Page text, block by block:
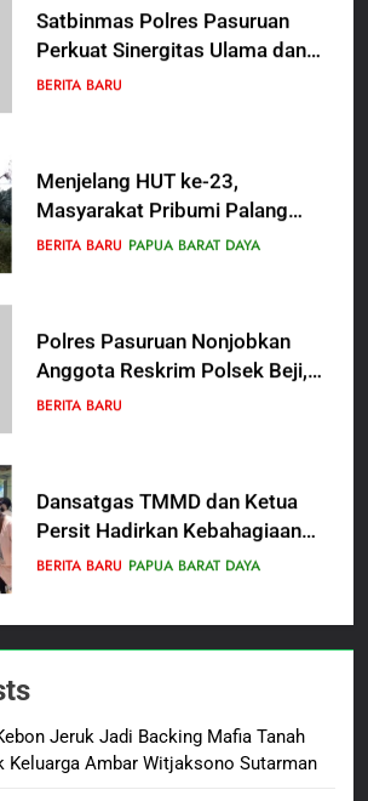
Satbinmas Polres Pasuruan
Perkuat Sinergitas Ulama dan
Umara Melalui Program Rabu
BERITA BARU
Menjelang HUT ke-23,
Masyarakat Pribumi Palang
Tugu Sejarah Trikora
BERITA BARU PAPUA BARAT DAYA
Polres Pasuruan Nonjobkan
Anggota Reskrim Polsek Beji,
Wujud Komitmen Transparansi
BERITA BARU
Dansatgas TMMD dan Ketua
Persit Hadirkan Kebahagiaan
bagi Mama-Mama dan Anak-
BERITA BARU PAPUA BARAT DAYA
Sutarman
BERITA BARU HUKUM DAN KRIMINAL
Jeruk Jadi Backing Mafia Tanah
Keluarga Ambar Witjaksono Sutarman